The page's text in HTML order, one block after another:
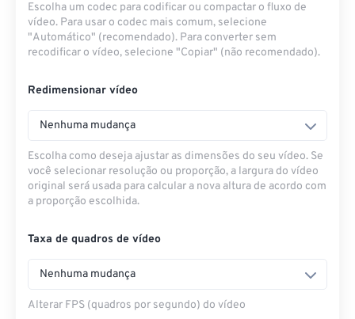
Escolha um codec para codificar ou compactar o fluxo de
vídeo. Para usar o codec mais comum, selecione
"Automático" (recomendado). Para converter sem
recodificar o vídeo, selecione "Copiar" (não recomendado).
Redimensionar vídeo
Nenhuma mudança
Escolha como deseja ajustar as dimensões do seu vídeo. Se
você selecionar resolução ou proporção, a largura do vídeo
original será usada para calcular a nova altura de acordo com
a proporção escolhida.
Taxa de quadros de vídeo
Nenhuma mudança
Alterar FPS (quadros por segundo) do vídeo